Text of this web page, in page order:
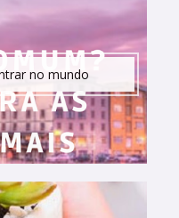
no mundo